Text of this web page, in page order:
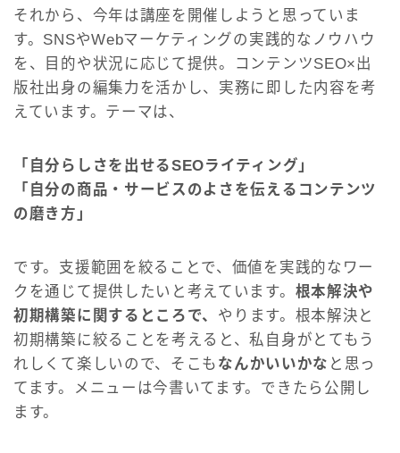
それから、今年は講座を開催しようと思っていま
す。SNSやWebマーケティングの実践的なノウハウ
を、目的や状況に応じて提供。コンテンツSEO×出
版社出身の編集力を活かし、実務に即した内容を考
えています。テーマは、
「自分らしさを出せるSEOライティング」
「自分の商品・サービスのよさを伝えるコンテンツ
の磨き方」
です。支援範囲を絞ることで、価値を実践的なワー
クを通じて提供したいと考えています。 根本解決や
初期構築に関するところで、 やります。根本解決と
初期構築に絞ることを考えると、私自身がとてもう
れしくて楽しいので、そこも なんかいいかな と思っ
てます。メニューは今書いてます。できたら公開し
ます。